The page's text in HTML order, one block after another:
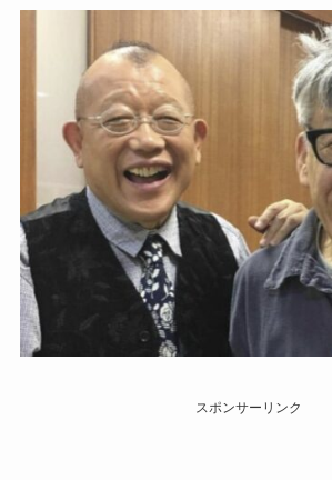
スポンサーリンク